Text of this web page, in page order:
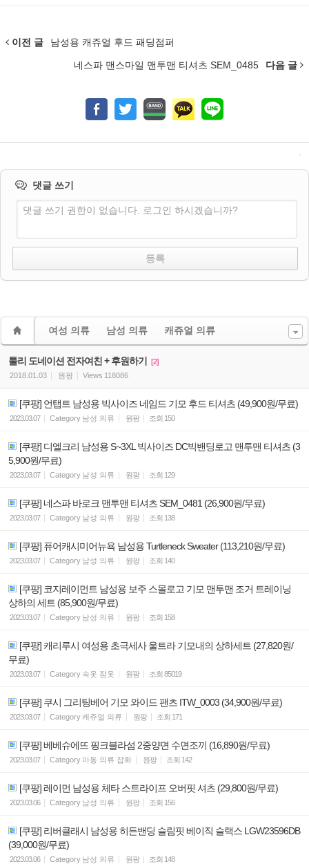
이전 글 남성용 캐쥬얼 후드 패딩점퍼
네스파 맨스마일 맨투맨 티셔츠 SEM_0485 다음 글
댓글 쓰기
댓글 쓰기 권한이 없습니다. 로그인 하시겠습니까?
여성 의류 남성 의류 캐쥬얼 의류
툴리 도네이션 전자여친 + 후원하기
[2]
2018.01.03
원팡 Views 118086
[쿠팡] 언탭트 남성용 빅사이즈 네임드 기모 후드 티셔츠 (49,900원/무료)
2023.03.07 Category 남성 의류 원팡 조회 150
[쿠팡] 디엘크리 남성용 S~3XL 빅사이즈 DC빅밴딩로고 맨투맨 티셔츠 (3
5,900원/무료)
2023.03.07 Category 남성 의류 원팡 조회 129
[쿠팡] 네스파 바로크 맨투맨 티셔츠 SEM_0481 (26,900원/무료)
2023.03.07 Category 남성 의류 원팡 조회 138
[쿠팡] 퓨어캐시미어뉴욕 남성용 Turtleneck Sweater (113,210원/무료)
2023.03.07 Category 남성 의류 원팡 조회 140
[쿠팡] 코지레이먼트 남성용 보주 스몰로고 기모 맨투맨 조거 트레이닝
상하의 세트 (85,900원/무료)
2023.03.07 Category 남성 의류 원팡 조회 158
[쿠팡] 캐리루시 여성용 초극세사 울트라 기모내의 상하세트 (27,820원/
무료)
2023.03.07 Category 속옷 잠옷 원팡 조회 85019
[쿠팡] 쿠시 그리팅베어 기모 와이드 팬츠 ITW_0003 (34,900원/무료)
2023.03.07 Category 캐쥬얼 의류 원팡 조회 171
[쿠팡] 베베슈에뜨 핑크블라섬 2중양면 수면조끼 (16,890원/무료)
2023.03.07 Category 아동 의류 잡화 원팡 조회 142
[쿠팡] 레이먼 남성용 체타 스트라이프 오버핏 셔츠 (29,800원/무료)
2023.03.06 Category 남성 의류 원팡 조회 156
[쿠팡] 리버클래시 남성용 히든밴딩 슬림핏 베이직 슬랙스 LGW23596DB
(39,000원/무료)
2023.03.06 Category 남성 의류 원팡 조회 148